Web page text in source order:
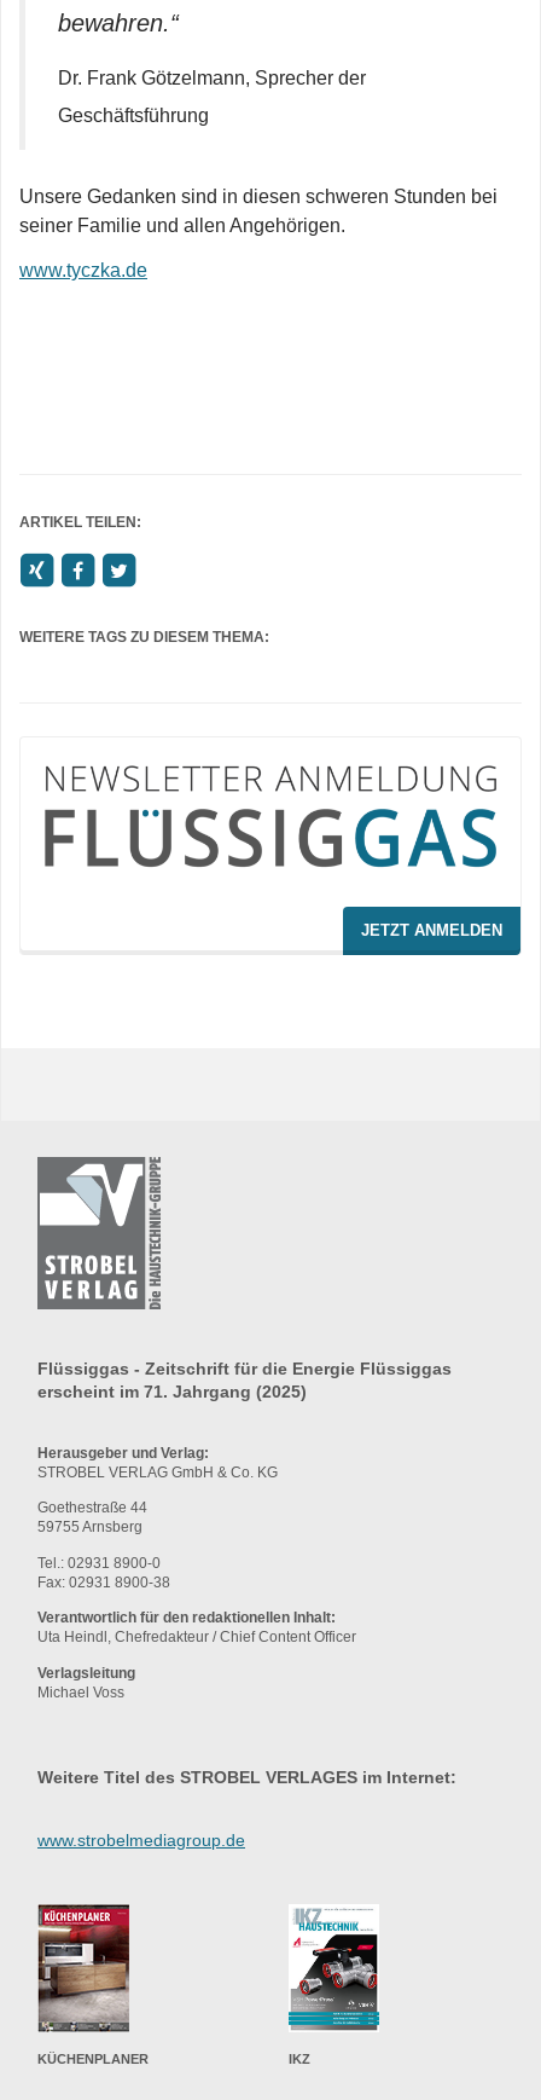
bewahren.“
Dr. Frank Götzelmann, Sprecher der
Geschäftsführung
Unsere Gedanken sind in diesen schweren Stunden bei
seiner Familie und allen Angehörigen.
www.tyczka.de
ARTIKEL TEILEN:
WEITERE TAGS ZU DIESEM THEMA:
JETZT ANMELDEN
Flüssiggas - Zeitschrift für die Energie Flüssiggas
erscheint im 71. Jahrgang (2025)
Herausgeber und Verlag:
STROBEL VERLAG GmbH & Co. KG
Goethestraße 44
59755 Arnsberg
Tel.: 02931 8900-0
Fax: 02931 8900-38
Verantwortlich für den redaktionellen Inhalt:
Uta Heindl, Chefredakteur / Chief Content Officer
Verlagsleitung
Michael Voss
Weitere Titel des STROBEL VERLAGES im Internet:
www.strobelmediagroup.de
KÜCHENPLANER IKZ